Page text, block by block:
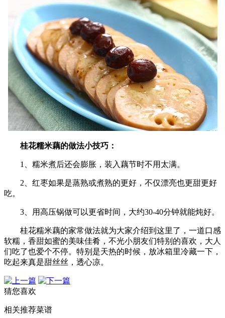
桂花糯米藕的做法小技巧：
1、糯米煮后还会膨胀，装入藕节时不用太满。
2、红枣如果是蒸熟或煮熟的更好，不仅漂亮也更甜更好
吃。
3、用高压锅做可以更省时间，大约30-40分钟就能炖好。
桂花糯米藕的家常做法就为大家介绍到这里了，一道口感
软糯，香甜如蜜的美味佳肴，不光小朋友们特别的喜欢，大人
们吃了也爱个不停。特别是天热的时候，放冰箱里冷藏一下，
吃起来真是甜丝丝，透心凉。
猜您喜欢
相关推荐菜谱